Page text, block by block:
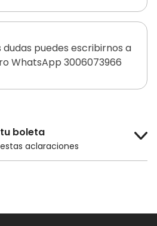
dudas puedes escribirnos a
WhatsApp 3006073966
boleta
aclaraciones
y estudiantes con